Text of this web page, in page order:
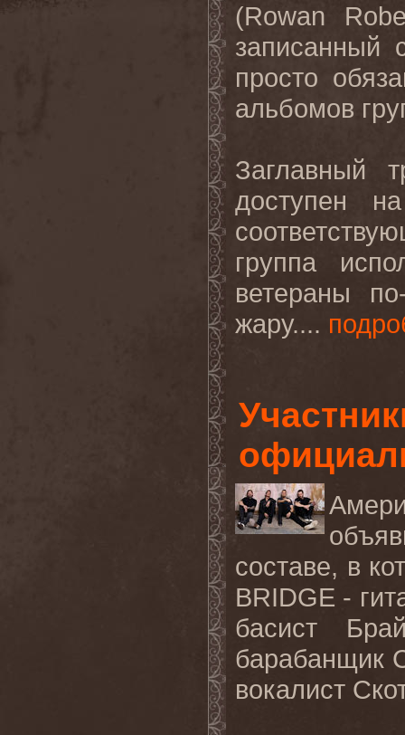
(Rowan
записанный
просто
альбомов
Заглавный
доступен
группа
ветераны
жару....
составе, в
BRIDGE -
басист
барабанщик
вокалист